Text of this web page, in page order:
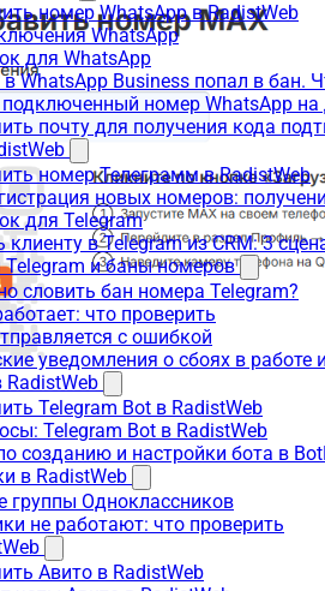
номер WhatsApp в RadistWeb
WhatsApp
для WhatsApp
WhatsApp Business попал в бан.
номер WhatsApp на
почту для получения кода
номер Телеграмм в RadistWeb
новых номеров:
для Telegram
клиенту в Telegram из CRM: 3
Telegram и баны номеров
словить бан номера Telegram?
что проверить
с ошибкой
уведомления о сбоях в работе
RadistWeb
Telegram Bot в RadistWeb
Telegram Bot в RadistWeb
созданию и настройки бота в
в RadistWeb
группы Одноклассников
не работают: что проверить
Авито в RadistWeb